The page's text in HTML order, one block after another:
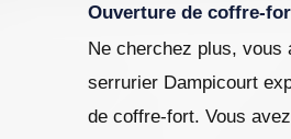
Ouverture de coffre-
Ne cherchez plus, vous
serrurier Dampicourt
de coffre-fort. Vous